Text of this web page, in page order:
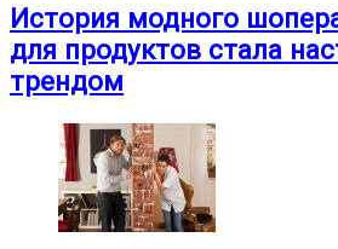
История модного
для продуктов стала
трендом